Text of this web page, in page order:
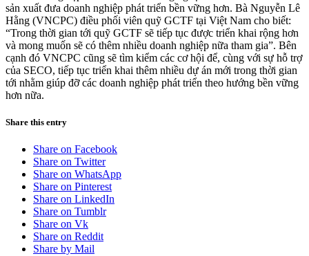
sản xuất đưa doanh nghiệp phát triển bền vững hơn. Bà Nguyễn Lê
Hằng (VNCPC) điều phối viên quỹ GCTF tại Việt Nam cho biết:
“Trong thời gian tới quỹ GCTF sẽ tiếp tục được triển khai rộng hơn
và mong muốn sẽ có thêm nhiều doanh nghiệp nữa tham gia”. Bên
cạnh đó VNCPC cũng sẽ tìm kiểm các cơ hội để, cùng với sự hỗ trợ
của SECO, tiếp tục triển khai thêm nhiều dự án mới trong thời gian
tới nhằm giúp đỡ các doanh nghiệp phát triển theo hướng bền vững
hơn nữa.
Share this entry
Share on Facebook
Share on Twitter
Share on WhatsApp
Share on Pinterest
Share on LinkedIn
Share on Tumblr
Share on Vk
Share on Reddit
Share by Mail